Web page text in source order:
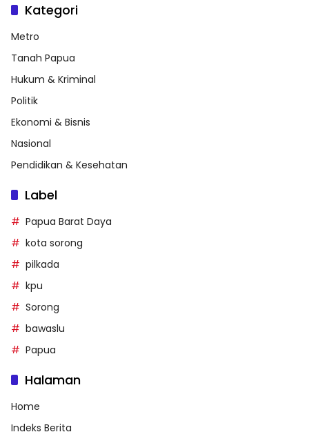
Kategori
Metro
Tanah Papua
Hukum & Kriminal
Politik
Ekonomi & Bisnis
Nasional
Pendidikan & Kesehatan
Label
Papua Barat Daya
kota sorong
pilkada
kpu
Sorong
bawaslu
Papua
Halaman
Home
Indeks Berita